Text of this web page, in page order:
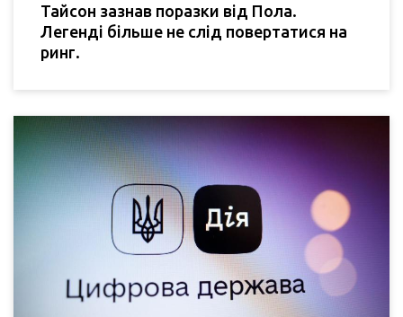
Тайсон зазнав поразки від Пола.
Легенді більше не слід повертатися на
ринг.